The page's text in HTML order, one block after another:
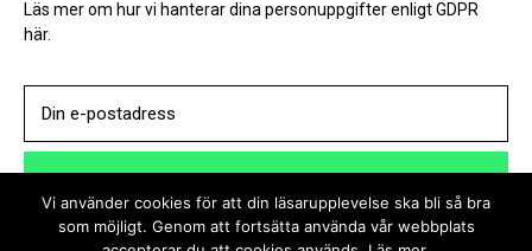
Läs mer om hur vi hanterar dina personuppgifter enligt GDPR
här.
Vi använder cookies för att din läsarupplevelse ska bli så bra
som möjligt. Genom att fortsätta använda vår webbplats